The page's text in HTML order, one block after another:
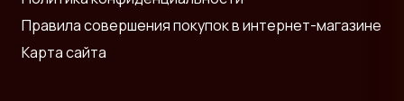
Правила совершения покупок в интернет-магазине
Карта сайта